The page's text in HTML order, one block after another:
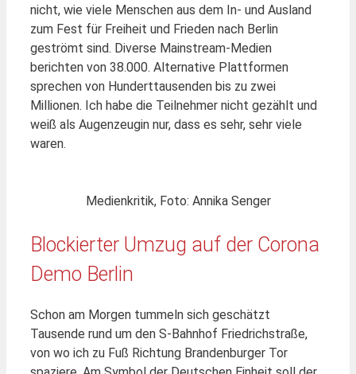
nicht, wie viele Menschen aus dem In- und Ausland
zum Fest für Freiheit und Frieden nach Berlin
geströmt sind. Diverse Mainstream-Medien
berichten von 38.000. Alternative Plattformen
sprechen von Hunderttausenden bis zu zwei
Millionen. Ich habe die Teilnehmer nicht gezählt und
weiß als Augenzeugin nur, dass es sehr, sehr viele
waren.
Medienkritik, Foto: Annika Senger
Blockierter Umzug auf der Corona
Demo Berlin
Schon am Morgen tummeln sich geschätzt
Tausende rund um den S-Bahnhof Friedrichstraße,
von wo ich zu Fuß Richtung Brandenburger Tor